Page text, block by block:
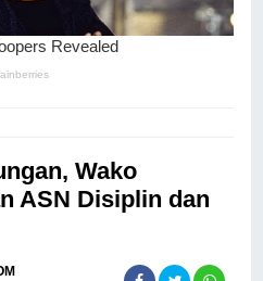
Wako
ASN Disiplin dan